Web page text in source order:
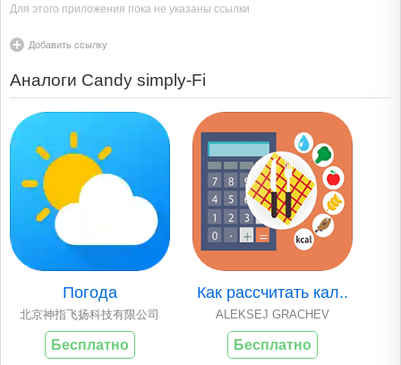
Для этого приложения пока не указаны ссылки
Добавить ссылку
Аналоги Candy simply-Fi
Погода
北京神指飞扬科技有限公司
Бесплатно
Как рассчитать кал..
ALEKSEJ GRACHEV
Бесплатно